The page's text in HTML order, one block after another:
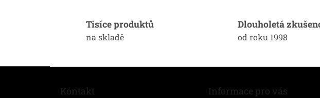
Tisíce produktů
na skladě
Dlouholetá
od roku 1998
Kontakt Informace pro vás